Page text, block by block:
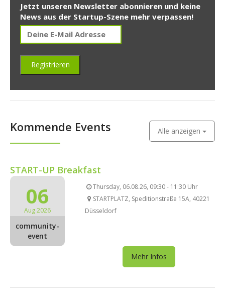
Jetzt unseren Newsletter abonnieren und keine
News aus der Startup-Szene mehr verpassen!
Kommende Events Alle anzeigen
START-UP Breakfast
06
Aug 2026
community-
event
Thursday, 06.08.26, 09:30 - 11:30 Uhr
STARTPLATZ, Speditionstraße 15A, 40221
Düsseldorf
Mehr Infos